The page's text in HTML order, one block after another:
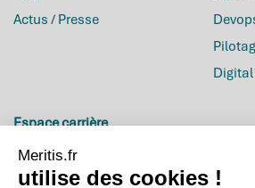
Actus / Presse
Espace carrière
Carrières
Offres d’emploi
Meritis.fr
utilise des cookies !